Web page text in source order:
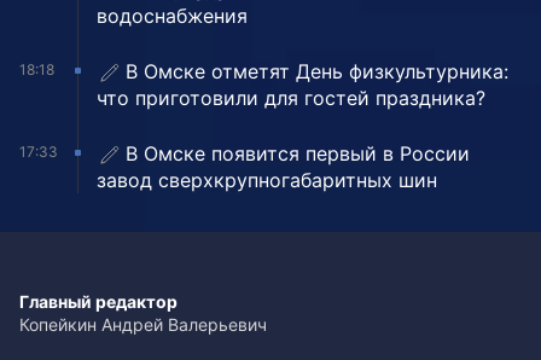
водоснабжения
18:18
В Омске отметят День физкультурника:
что приготовили для гостей праздника?
17:33
В Омске появится первый в России
завод сверхкрупногабаритных шин
Главный редактор
Копейкин Андрей Валерьевич